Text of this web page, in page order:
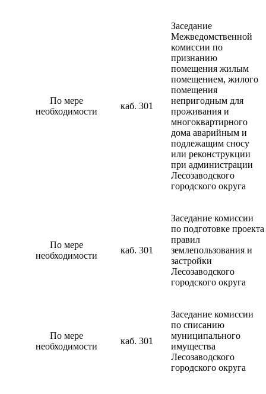
По мере
необходимости
каб. 301
Заседание
Межведомственной
комиссии по
признанию
помещения жилым
помещением, жилого
помещения
непригодным для
проживания и
многоквартирного
дома аварийным и
подлежащим сносу
или реконструкции
при администрации
Лесозаводского
городского округа
По мере
необходимости
каб. 301
Заседание комиссии
по подготовке проекта
правил
землепользования и
застройки
Лесозаводского
городского округа
По мере
необходимости
каб. 301
Заседание комиссии
по списанию
муниципального
имущества
Лесозаводского
городского округа